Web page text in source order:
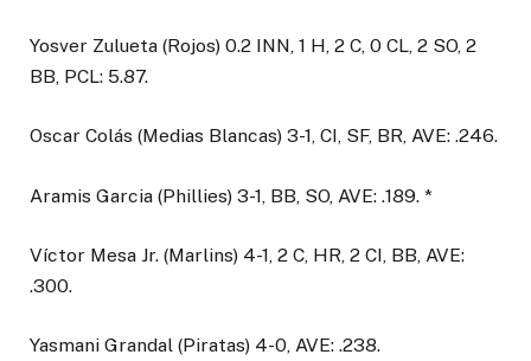
Yosver Zulueta (Rojos) 0.2 INN, 1 H, 2 C, 0 CL, 2 SO, 2
BB, PCL: 5.87.
Oscar Colás (Medias Blancas) 3-1, CI, SF, BR, AVE: .246.
Aramis Garcia (Phillies) 3-1, BB, SO, AVE: .189. *
Víctor Mesa Jr. (Marlins) 4-1, 2 C, HR, 2 CI, BB, AVE:
.300.
Yasmani Grandal (Piratas) 4-0, AVE: .238.